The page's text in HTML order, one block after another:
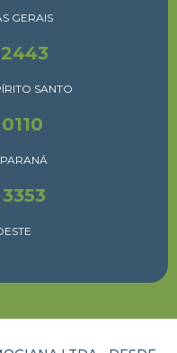
GERAIS
SANTO